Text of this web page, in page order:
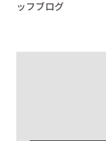
ッフブログ